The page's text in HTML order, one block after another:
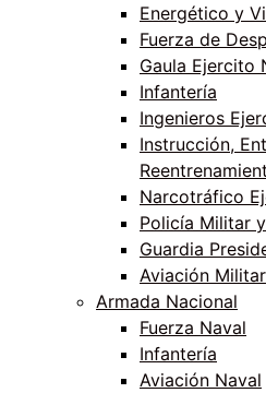
Energético y
Fuerza de
Gaula Ejercito
Infantería
Ingenieros
Instrucción,
Narcotráfico
Policía Militar
Guardia
Aviación Militar
Armada Nacional
Fuerza Naval
Infantería
Aviación Naval